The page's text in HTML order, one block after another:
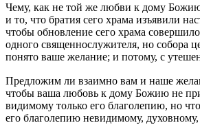
Чему, как не той же любви к дому
и то, что братия сего храма изъявили
чтобы обновление сего храма
одного священнослужителя, но собора
понято ваше желание; и потому, с
Предложим ли взаимно вам и наше
чтобы ваша любовь к дому Божию не
видимому только его благолепию, но
его благолепию невидимому,